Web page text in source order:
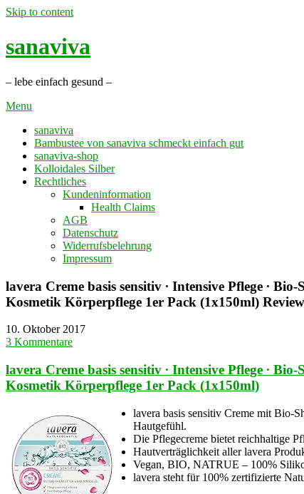
Skip to content
sanaviva
– lebe einfach gesund –
Menu
sanaviva
Bambustee von sanaviva schmeckt einfach gut
sanaviva-shop
Kolloidales Silber
Rechtliches
Kundeninformation
Health Claims
AGB
Datenschutz
Widerrufsbelehrung
Impressum
lavera Creme basis sensitiv ∙ Intensive Pflege ∙
Kosmetik Körperpflege 1er Pack (1x150ml)
10. Oktober 2017
3 Kommentare
lavera Creme basis sensitiv ∙ Intensive Pflege ∙
Kosmetik Körperpflege 1er Pack (1x150ml)
lavera basis sensitiv Creme mit Bio-
Hautgefühl.
Die Pflegecreme bietet reichhaltige
Hautverträglichkeit aller lavera
Vegan, BIO, NATRUE – 100%
lavera steht für 100% zertifizierte